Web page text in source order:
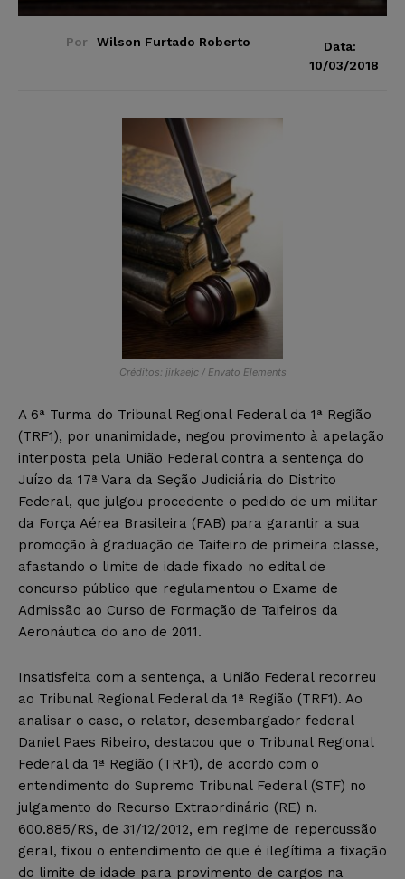
Por Wilson Furtado Roberto
Data:
10/03/2018
Créditos: jirkaejc / Envato Elements
A 6ª Turma do Tribunal Regional Federal da 1ª Região
(TRF1), por unanimidade, negou provimento à apelação
interposta pela União Federal contra a sentença do
Juízo da 17ª Vara da Seção Judiciária do Distrito
Federal, que julgou procedente o pedido de um militar
da Força Aérea Brasileira (FAB) para garantir a sua
promoção à graduação de Taifeiro de primeira classe,
afastando o limite de idade fixado no edital de
concurso público que regulamentou o Exame de
Admissão ao Curso de Formação de Taifeiros da
Aeronáutica do ano de 2011.
Insatisfeita com a sentença, a União Federal recorreu
ao Tribunal Regional Federal da 1ª Região (TRF1). Ao
analisar o caso, o relator, desembargador federal
Daniel Paes Ribeiro, destacou que o Tribunal Regional
Federal da 1ª Região (TRF1), de acordo com o
entendimento do Supremo Tribunal Federal (STF) no
julgamento do Recurso Extraordinário (RE) n.
600.885/RS, de 31/12/2012, em regime de repercussão
geral, fixou o entendimento de que é ilegítima a fixação
do limite de idade para provimento de cargos na